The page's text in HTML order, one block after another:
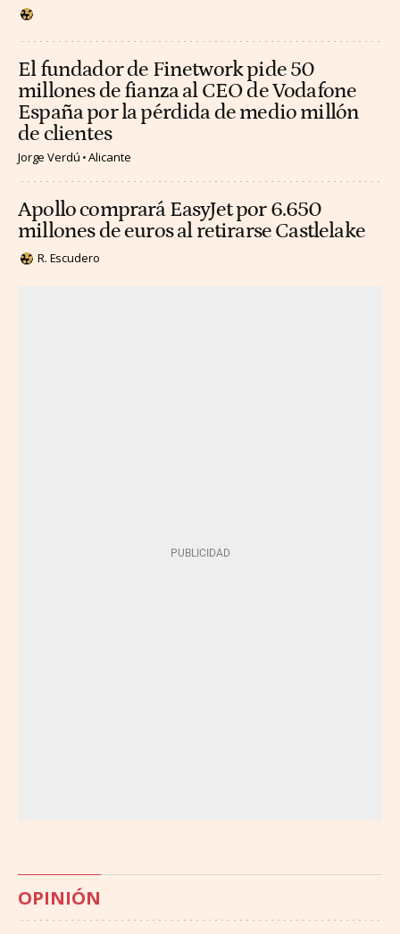
El fundador de Finetwork pide 50
millones de fianza al CEO de Vodafone
España por la pérdida de medio millón
de clientes
Jorge Verdú Alicante
Apollo comprará EasyJet por 6.650
millones de euros al retirarse Castlelake
R. Escudero
OPINIÓN